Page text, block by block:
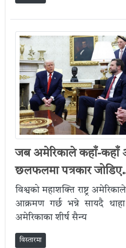
जब अमेरिकाले कहाँ-कहाँ
छलफलमा पत्रकार
विश्वको महाशक्ति राष्ट्र
आक्रमण गर्छ भन्ने सायदै
अमेरिकाका शीर्ष सैन्य
विस्तारमा